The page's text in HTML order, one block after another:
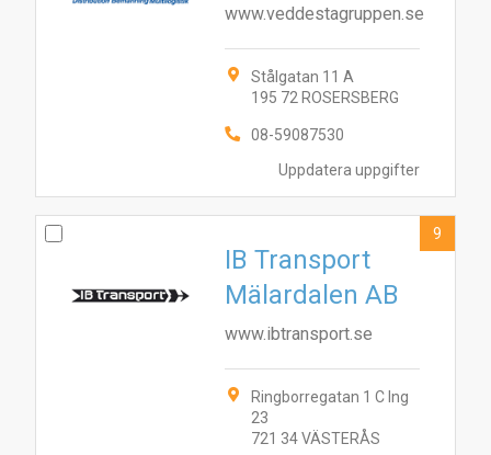
Uppdatera uppgifter
www.veddestagruppen.se
Stålgatan 11 A
195 72 ROSERSBERG
08-59087530
IB Transport
Mälardalen AB
www.ibtransport.se
Ringborregatan 1 C Ing
23
721 34 VÄSTERÅS
9